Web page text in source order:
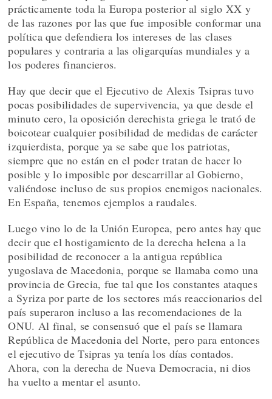
prácticamente toda la Europa posterior al siglo XX y
de las razones por las que fue imposible conformar una
política que defendiera los intereses de las clases
populares y contraria a las oligarquías mundiales y a
los poderes financieros.
Hay que decir que el Ejecutivo de Alexis Tsipras tuvo
pocas posibilidades de supervivencia, ya que desde el
minuto cero, la oposición derechista griega le trató de
boicotear cualquier posibilidad de medidas de carácter
izquierdista, porque ya se sabe que los patriotas,
siempre que no están en el poder tratan de hacer lo
posible y lo imposible por descarrillar al Gobierno,
valiéndose incluso de sus propios enemigos nacionales.
En España, tenemos ejemplos a raudales.
Luego vino lo de la Unión Europea, pero antes hay que
decir que el hostigamiento de la derecha helena a la
posibilidad de reconocer a la antigua república
yugoslava de Macedonia, porque se llamaba como una
provincia de Grecia, fue tal que los constantes ataques
a Syriza por parte de los sectores más reaccionarios del
país superaron incluso a las recomendaciones de la
ONU. Al final, se consensuó que el país se llamara
República de Macedonia del Norte, pero para entonces
el ejecutivo de Tsipras ya tenía los días contados.
Ahora, con la derecha de Nueva Democracia, ni dios
ha vuelto a mentar el asunto.